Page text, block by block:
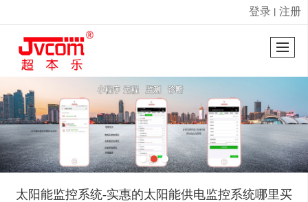
很遗憾，因您的浏览器版本过低导致无法获得最佳浏览体验，推荐下载安装谷歌浏览器！
登录 注册
太阳能监控系统-实惠的太阳能供电监控系统哪里买